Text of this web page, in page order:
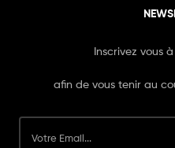
Inscrivez vous
afin de vous tenir au